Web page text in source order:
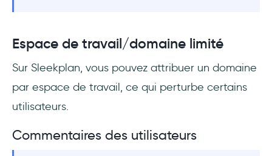
Espace de travail/domaine limité
Sur Sleekplan, vous pouvez attribuer un domaine
par espace de travail, ce qui perturbe certains
utilisateurs.
Commentaires des utilisateurs